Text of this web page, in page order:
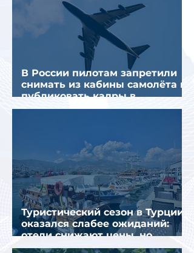
В России пилотам запретили
снимать из кабины самолёта и
публиковать кадры в
интернете
Туристический сезон в Турции
оказался слабее ожиданий:
отели снижают цены, но
загрузка остается низкой